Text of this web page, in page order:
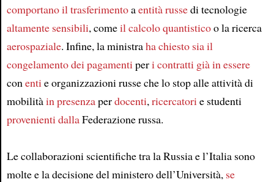
comportanoil trasferimentoaentità russedi tecnologie
altamente sensibili, comeil calcolo quantisticoo la ricerca
aerospaziale. Infine, la ministraha chiesto siail
congelamento dei pagamentiperi contratti già in essere
conentie organizzazioni russe che lo stop alle attività di
mobilitàin presenzaperdocenti,ricercatorie studenti
provenienti dallaFederazione russa.
Le collaborazioni scientifiche tra la Russia e l’Italia sono
molte e la decisione del ministero dell’Università, se